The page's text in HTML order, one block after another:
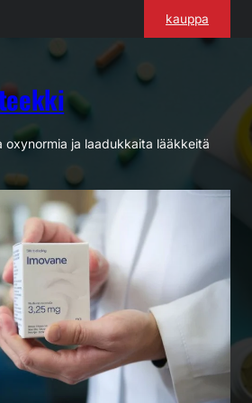
kauppa
oxynormia ja laadukkaita lääkkeitä